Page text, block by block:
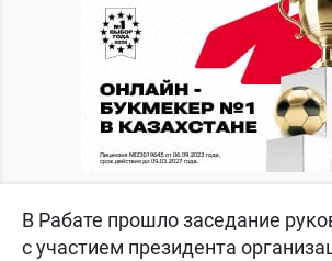
В Рабате прошло заседание
с участием президента